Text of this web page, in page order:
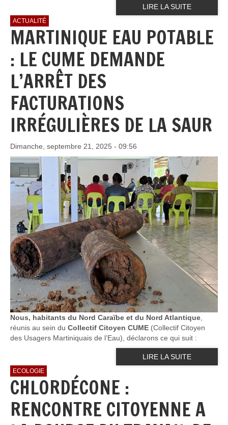
LIRE LA SUITE
ACTUALITÉ
MARTINIQUE EAU POTABLE
: LE CUME DEMANDE
L’ARRÊT DES
FACTURATIONS
IRRÉGULIÈRES DE LA SAUR
Dimanche, septembre 21, 2025 - 09:56
Nous, habitants du Nord Caraïbe et du Nord Atlantique
réunis au sein du Collectif Citoyen CUME (Collectif Citoyen
des Usagers Martiniquais de l’Eau), déclarons ce qui suit :
LIRE LA SUITE
ECOLOGIE
CHLORDÉCONE :
RENCONTRE CITOYENNE A